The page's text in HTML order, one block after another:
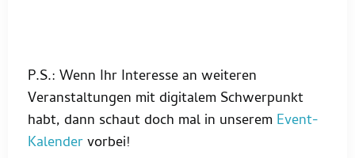
P.S.: Wenn Ihr Interesse an weiteren
Veranstaltungen mit digitalem Schwerpunkt
habt, dann schaut doch mal in unserem Event-
Kalendervorbei!